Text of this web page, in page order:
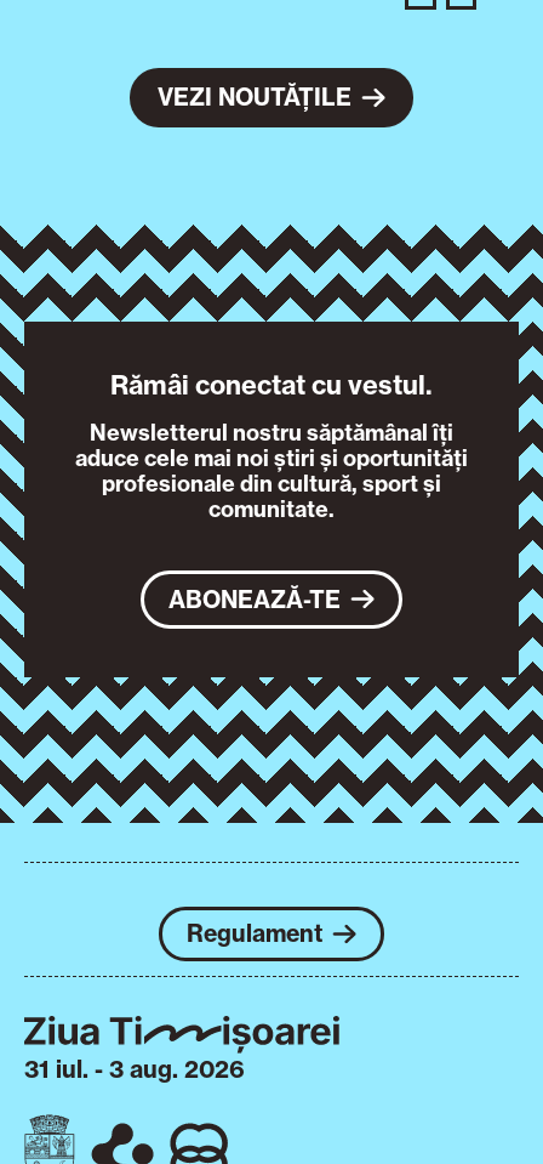
VEZI NOUTĂȚILE
Rămâi conectat cu vestul.
Newsletterul nostru săptămânal îți
aduce cele mai noi știri și oportunități
profesionale din cultură, sport și
comunitate.
ABONEAZĂ-TE
Regulament
31 iul. - 3 aug. 2026